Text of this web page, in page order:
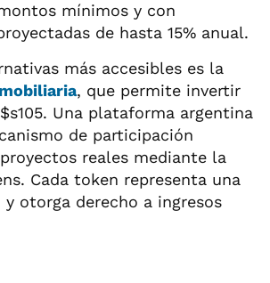
mínimos y con
de hasta 15% anual.
más accesibles es la
, que permite invertir
Una plataforma argentina
de participación
reales mediante la
Cada token representa una
otorga derecho a ingresos